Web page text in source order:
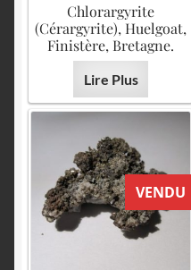
Chlorargyrite
(Cérargyrite), Huelgoat,
Finistère, Bretagne.
Lire Plus
VENDU